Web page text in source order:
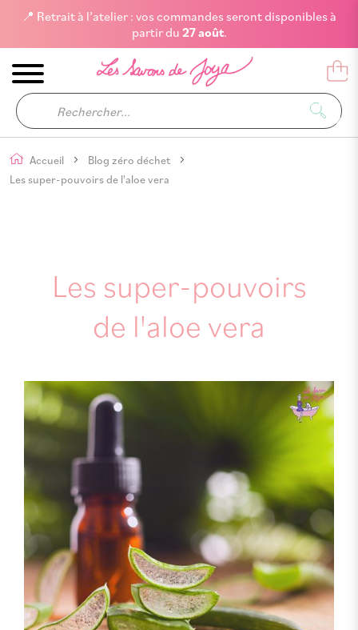
📍 Retrait à l’atelier : vos commandes seront disponibles à
partir du 27 août.
Accueil
Blog zéro déchet
Les super-pouvoirs de l'aloe vera
Les super-pouvoirs
de l'aloe vera